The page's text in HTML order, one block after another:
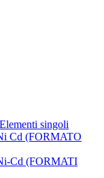
singoli
Cd (FORMATO
Cd (FORMATI